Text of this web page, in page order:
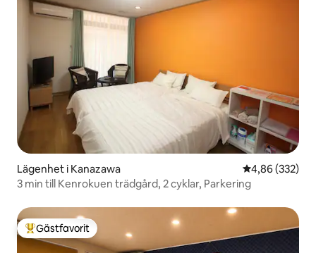
Lägenhet i Kanazawa 4,86 av 5 i
4,86 (332)
3 min till Kenrokuen trädgård, 2 cyklar, Parkering
Populär gästfavorit
Gästfavorit